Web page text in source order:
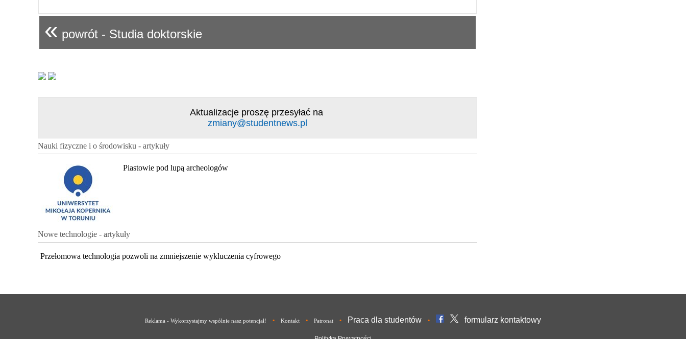
« powrót - Studia doktorskie
Aktualizacje proszę przesyłać na
zmiany@studentnews.pl
Nauki fizyczne i o środowisku - artykuły
Piastowie pod lupą archeologów
Nowe technologie - artykuły
Przełomowa technologia pozwoli na zmniejszenie wykluczenia cyfrowego
Reklama - Wykorzystajmy wspólnie nasz potencjał! • Kontakt • Patronat • Praca dla studentów • formularz kontaktowy